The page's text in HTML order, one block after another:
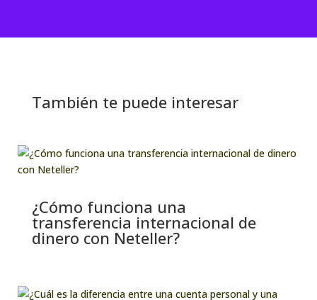
También te puede interesar
¿Cómo funciona una
transferencia internacional de
dinero con Neteller?